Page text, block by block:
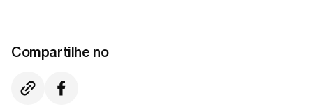
Compartilhe no